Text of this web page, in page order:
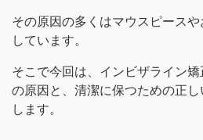
その原因の多くはマウスピース
しています。
そこで今回は、インビザライン
の原因と、清潔に保つための正
します。